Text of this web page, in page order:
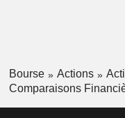
Bourse Actions
Comparaisons